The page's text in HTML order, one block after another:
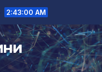
2:43:01 AM